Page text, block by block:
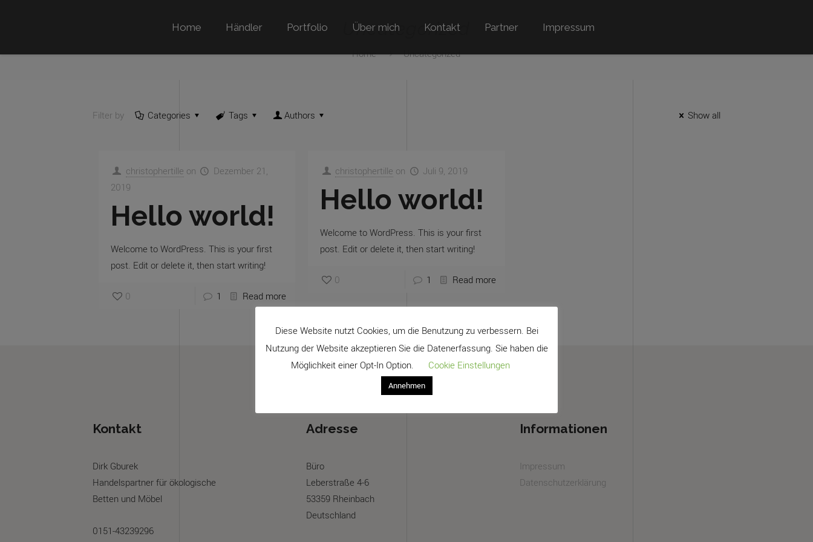
Home Händler Portfolio Über mich Kontakt Partner Impressum
Uncategorized
Home Uncategorized
Filter by Categories Tags Authors Show all
christophertille on
Dezember 21,
2019
Hello world!
Welcome to WordPress. This is your first
post. Edit or delete it, then start writing!
0 1 Read more
christophertille on Juli 9, 2019
Hello world!
Welcome to WordPress. This is your first
post. Edit or delete it, then start writing!
0 1 Read more
Kontakt
Dirk Gburek
Handelspartner für ökologische
Betten und Möbel
0151-43239296
Adresse
Büro
Leberstraße 4-6
53359 Rheinbach
Deutschland
Informationen
Impressum
Datenschutzerklärung
Diese Website nutzt Cookies, um die Benutzung zu verbessern. Bei
Nutzung der Website akzeptieren Sie die Datenerfassung. Sie haben die
Möglichkeit einer Opt-In Option.
Cookie Einstellungen
Annehmen